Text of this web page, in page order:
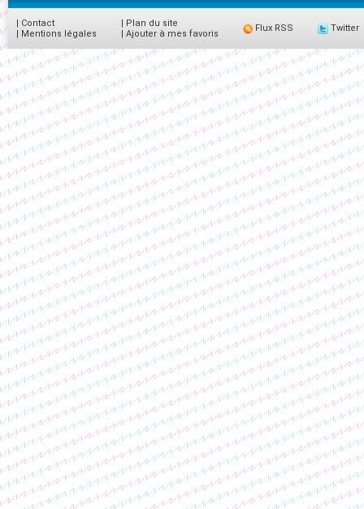
| Contact
| Mentions légales
| Plan du site
| Ajouter à mes favoris
Flux RSS Twitter